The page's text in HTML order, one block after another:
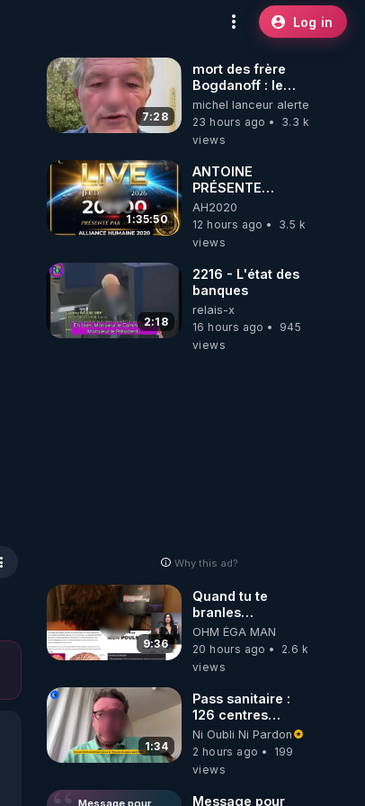
Log in
7:28
mort des frère
Bogdanoff : le
mensonge d état
michel lanceur alerte
23 hours ago
3.3 k
views
1:35:50
ANTOINE
PRÉSENTE
AH2020 LE LIVE
20H ***DU
06/08/2026***
AH2020
12 hours ago
3.5 k
views
2:18
2216 - L'état des
banques
relais-x
16 hours ago
945
views
Why this ad?
9:36
Quand tu te
branles
bonhomme tu
émets des ondes
ils ont juste omis
OHM ÉGA MAN
20 hours ago
2.6 k
views
1:34
Pass sanitaire :
126 centres
commerciaux
concernés par
l'obligation dans
Ni Oubli Ni Pardon
2 hours ago
199
views
Message pour
Message pour